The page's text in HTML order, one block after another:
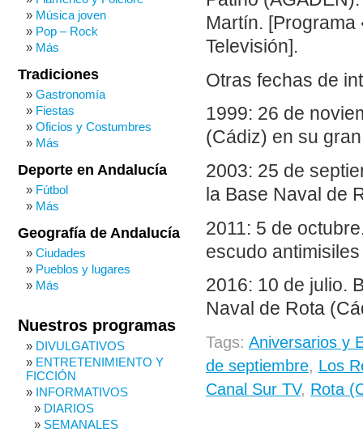
Martín.
Televisión].
Otras fechas de
1999: 26 de
(Cádiz) en su
2003: 25 de
la Base Naval de
2011: 5 de
escudo
2016: 10 de julio.
Naval de Rota
Tags: Aniversarios y
de septiembre, Los
Canal Sur TV, Rota
Música joven
Pop – Rock
Más
Tradiciones
Gastronomía
Fiestas
Oficios y Costumbres
Más
Deporte en Andalucía
Fútbol
Más
Geografía de Andalucía
Ciudades
Pueblos y lugares
Más
Nuestros programas
DIVULGATIVOS
ENTRETENIMIENTO Y
FICCIÓN
INFORMATIVOS
DIARIOS
SEMANALES